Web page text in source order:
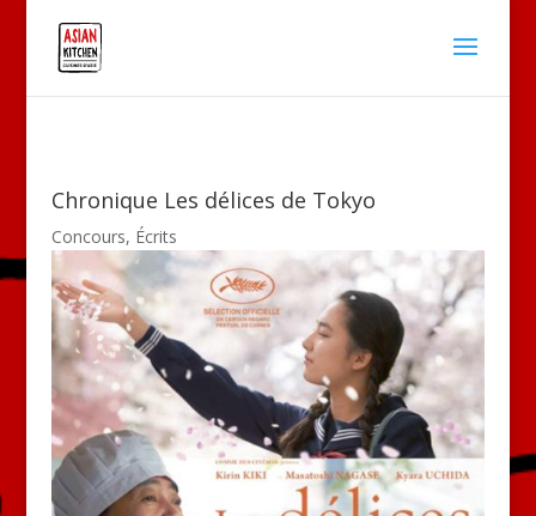
Chronique Les délices de Tokyo
Concours, Écrits